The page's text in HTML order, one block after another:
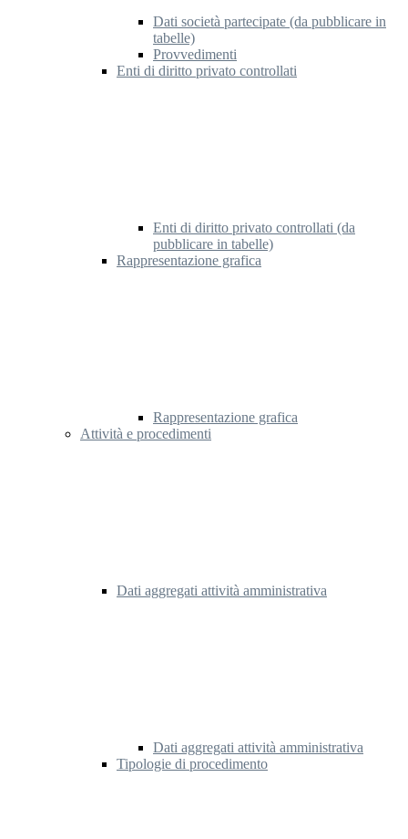
Dati società partecipate (da pubblicare in
tabelle)
Provvedimenti
Enti di diritto privato controllati
Enti di diritto privato controllati (da
pubblicare in tabelle)
Rappresentazione grafica
Rappresentazione grafica
Attività e procedimenti
Dati aggregati attività amministrativa
Dati aggregati attività amministrativa
Tipologie di procedimento